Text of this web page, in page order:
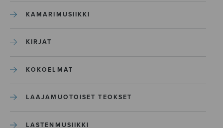
KAMARIMUSIIKKI
KIRJAT
KOKOELMAT
LAAJAMUOTOISET TEOKSET
LASTENMUSIIKKI